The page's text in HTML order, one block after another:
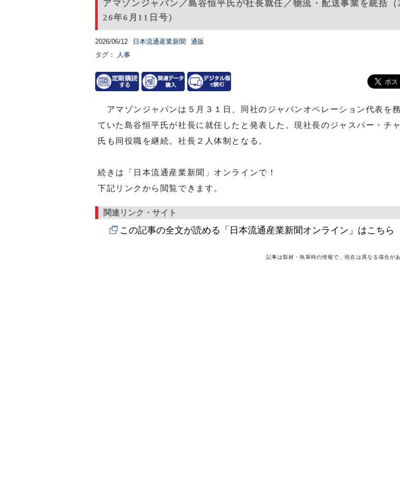
アマゾンジャパン／島谷恒平氏が社長就任／物流・配送事業を統括（
26年6月11日号）
2026/06/12 日本流通産業新聞
通販
タグ：
人事
アマゾンジャパンは５月３１日、同社のジャパンオペレーション代表を
ていた島谷恒平氏が社長に就任したと発表した。現社長のジャスパー・チ
氏も同役職を継続。社長２人体制となる。
続きは「日本流通産業新聞」オンラインで！
下記リンクから閲覧できます。
関連リンク・サイト
この記事の全文が読める「日本流通産業新聞オンライン」はこちら
記事は取材・執筆時の情報で、現在は異なる場合があ